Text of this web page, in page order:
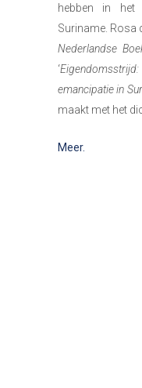
hebben in het
Suriname. Rosa
Nederlandse
‘Eigendomsstrijd:
emancipatie in
maakt met het
Meer.